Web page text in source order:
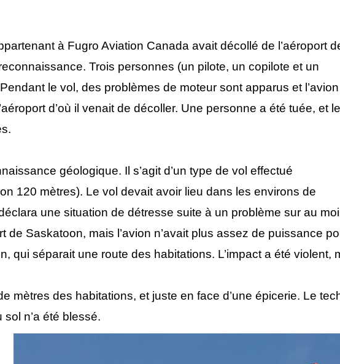
à Fugro Aviation Canada avait décollé de l’aéroport
Trois personnes (un pilote, un copilote et un
le vol, des problèmes de moteur sont apparus et l’avion
d’où il venait de décoller. Une personne a été tuée, et
géologique. Il s’agit d’un type de vol effectué
120 mètres). Le vol devait avoir lieu dans les environs de
une situation de détresse suite à un problème sur au
de Saskatoon, mais l’avion n’avait plus assez de puissance
qui séparait une route des habitations. L’impact a été violent,
mètres des habitations, et juste en face d’une épicerie. Le
n’a été blessé.